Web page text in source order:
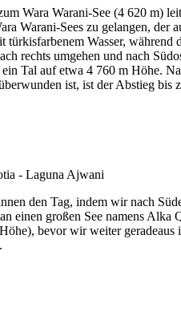
Wara Warani-See (4 620 m)
Warani-Sees zu gelangen,
Wasser, während
rechts umgehen und nach
Tal auf etwa 4 760 m Höhe.
ist, ist der Abstieg bis
den Tag, indem wir nach
großen See namens
bevor wir weiter